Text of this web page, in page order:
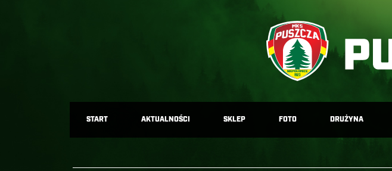
START AKTUALNOŚCI SKLEP FOTO DRUŻYNA